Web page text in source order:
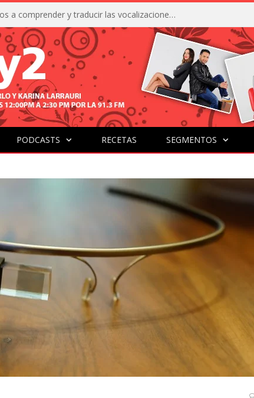
La IA está acercándonos a comprender y traducir las vocalizaciones y comportamientos de nuestras mascotas
PODCASTS RECETAS SEGMENTOS